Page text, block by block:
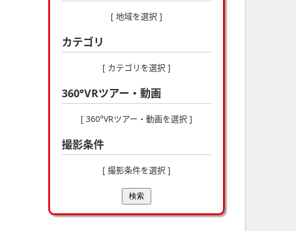
[ 地域を選択 ]
カテゴリ
[ カテゴリを選択 ]
360°VRツアー・動画
[ 360°VRツアー・動画を選択 ]
撮影条件
[ 撮影条件を選択 ]
検索